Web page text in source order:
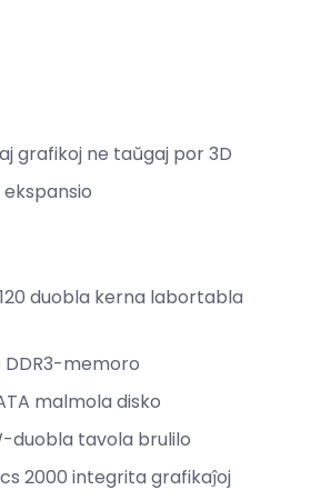
grafikoj ne taŭgaj por 3D
duobla kerna labortabla
DDR3-memoro
malmola disko
duobla tavola brulilo
2000 integrita grafikaĵoj